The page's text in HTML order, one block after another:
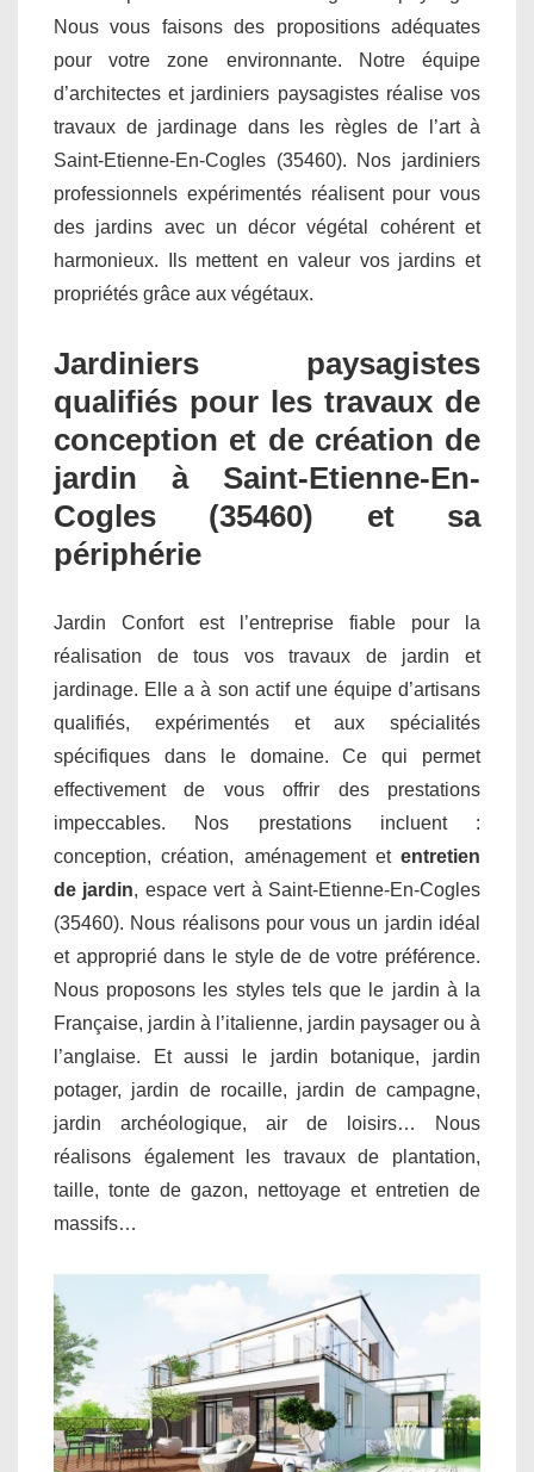
Nous vous faisons des propositions adéquates
pour votre zone environnante. Notre équipe
d’architectes et jardiniers paysagistes réalise vos
travaux de jardinage dans les règles de l’art à
Saint-Etienne-En-Cogles (35460). Nos jardiniers
professionnels expérimentés réalisent pour vous
des jardins avec un décor végétal cohérent et
harmonieux. Ils mettent en valeur vos jardins et
propriétés grâce aux végétaux.
Jardiniers paysagistes
qualifiés pour les travaux de
conception et de création de
jardin à Saint-Etienne-En-
Cogles (35460) et sa
périphérie
Jardin Confort est l’entreprise fiable pour la
réalisation de tous vos travaux de jardin et
jardinage. Elle a à son actif une équipe d’artisans
qualifiés, expérimentés et aux spécialités
spécifiques dans le domaine. Ce qui permet
effectivement de vous offrir des prestations
impeccables. Nos prestations incluent :
conception, création, aménagement et entretien
de jardin, espace vert à Saint-Etienne-En-Cogles
(35460). Nous réalisons pour vous un jardin idéal
et approprié dans le style de de votre préférence.
Nous proposons les styles tels que le jardin à la
Française, jardin à l’italienne, jardin paysager ou à
l’anglaise. Et aussi le jardin botanique, jardin
potager, jardin de rocaille, jardin de campagne,
jardin archéologique, air de loisirs… Nous
réalisons également les travaux de plantation,
taille, tonte de gazon, nettoyage et entretien de
massifs…